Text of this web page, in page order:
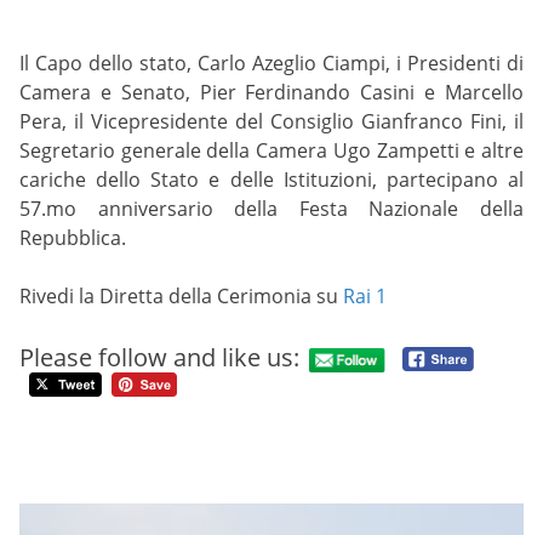
Il Capo dello stato, Carlo Azeglio Ciampi, i Presidenti di
Camera e Senato, Pier Ferdinando Casini e Marcello
Pera, il Vicepresidente del Consiglio Gianfranco Fini, il
Segretario generale della Camera Ugo Zampetti e altre
cariche dello Stato e delle Istituzioni, partecipano al
57.mo anniversario della Festa Nazionale della
Repubblica.
Rivedi la Diretta della Cerimonia su Rai 1
Please follow and like us: